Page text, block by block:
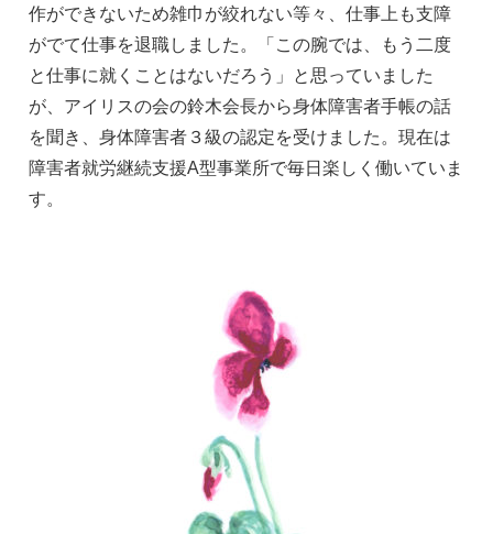
作ができないため雑巾が絞れない等々、仕事上も支障
がでて仕事を退職しました。「この腕では、もう二度
と仕事に就くことはないだろう」と思っていました
が、アイリスの会の鈴木会長から身体障害者手帳の話
を聞き、身体障害者３級の認定を受けました。現在は
障害者就労継続支援A型事業所で毎日楽しく働いていま
す。